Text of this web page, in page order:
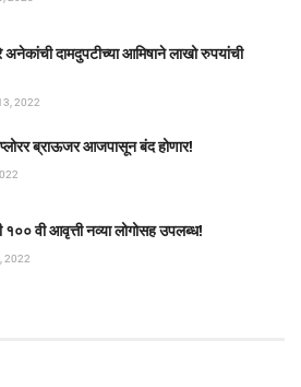
अनेकांची दामदुपटीच्या आमिषाने लाखो रुपयांची
2022
ब्राऊजर आजपासून बंद होणार!
वी आवृत्ती नव्या लोगोसह उपलब्ध!
2022